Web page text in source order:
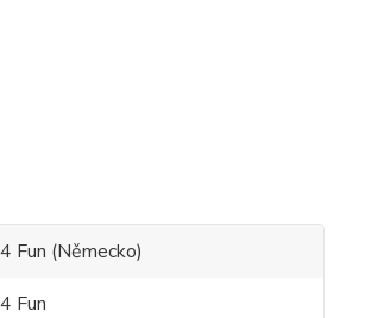
Fun (Německo)
Fun